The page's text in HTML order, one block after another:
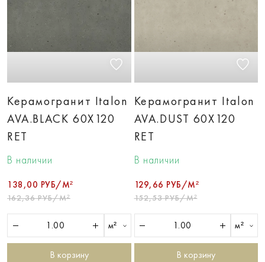
Керамогранит Italon
AVA.BLACK 60X120
RET
В наличии
138,00 РУБ/М²
162,36 РУБ/М²
м²
В корзину
Керамогранит Italon
AVA.DUST 60X120
RET
В наличии
129,66 РУБ/М²
152,53 РУБ/М²
м²
В корзину